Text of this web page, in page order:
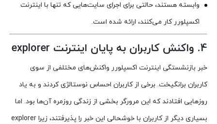
وابسته هستند، حالتی برای اجرای سایت‌هایی که تنها با اینترنت
اکسپلورر کار می‌کنند، ارائه شده است.
4. واکنش کاربران به پایان اینترنت explorer
خبر بازنشستگی اینترنت اکسپلورر واکنش‌های مختلفی از سوی
کاربران برانگیخت. برخی از کاربران احساس نوستالژی کردند و به یاد
روزهایی افتادند که این مرورگر بخشی از زندگی روزمره آن‌ها بود. اما
بسیاری دیگر از کاربران با خوشحالی این خبر را پذیرفتند، زیرا explorer